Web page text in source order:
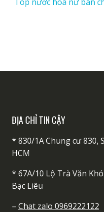
phẩm
ĐỊA CHỈ TIN CẬY
* 830/1A Chung cư 830,
HCM
* 67A/10 Lộ Trà Văn
Bạc Liêu
– Chat zalo 0969222122